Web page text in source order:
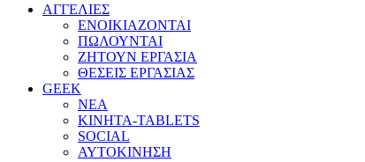
ΑΓΓΕΛΙΕΣ
ΕΝΟΙΚΙΑΖΟΝΤΑΙ
ΠΩΛΟΥΝΤΑΙ
ΖΗΤΟΥΝ ΕΡΓΑΣΙΑ
ΘΕΣΕΙΣ ΕΡΓΑΣΙΑΣ
GEEK
ΝΕΑ
ΚΙΝΗΤΑ-TABLETS
SOCIAL
ΑΥΤΟΚΙΝΗΣΗ